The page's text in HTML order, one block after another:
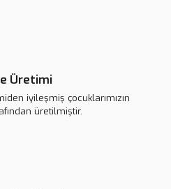
TL
Üretimi
iyileşmiş çocuklarımızın
üretilmiştir.